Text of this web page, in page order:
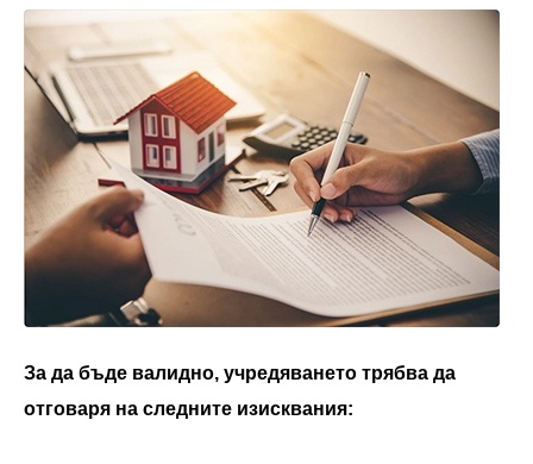
За да бъде валидно, учредяването трябва да
отговаря на следните изисквания: